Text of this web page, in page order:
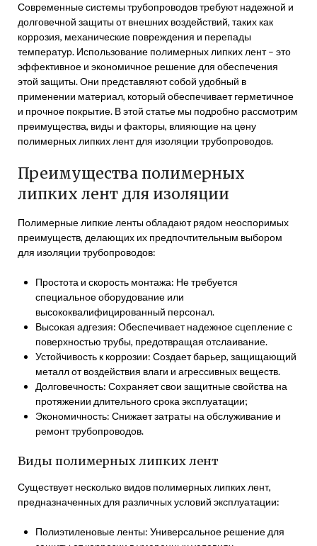
Современные системы трубопроводов требуют надежной и
долговечной защиты от внешних воздействий, таких как
коррозия, механические повреждения и перепады
температур. Использование полимерных липких лент – это
эффективное и экономичное решение для обеспечения
этой защиты. Они представляют собой удобный в
применении материал, который обеспечивает герметичное
и прочное покрытие. В этой статье мы подробно рассмотрим
преимущества, виды и факторы, влияющие на цену
полимерных липких лент для изоляции трубопроводов.
Преимущества полимерных
липких лент для изоляции
Полимерные липкие ленты обладают рядом неоспоримых
преимуществ, делающих их предпочтительным выбором
для изоляции трубопроводов:
Простота и скорость монтажа: Не требуется
специальное оборудование или
высококвалифицированный персонал.
Высокая адгезия: Обеспечивает надежное сцепление с
поверхностью трубы, предотвращая отслаивание.
Устойчивость к коррозии: Создает барьер, защищающий
металл от воздействия влаги и агрессивных веществ.
Долговечность: Сохраняет свои защитные свойства на
протяжении длительного срока эксплуатации;
Экономичность: Снижает затраты на обслуживание и
ремонт трубопроводов.
Виды полимерных липких лент
Существует несколько видов полимерных липких лент,
предназначенных для различных условий эксплуатации:
Полиэтиленовые ленты: Универсальное решение для